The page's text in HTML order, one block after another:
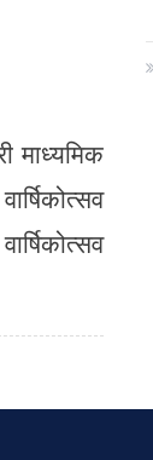
माध्यमिक